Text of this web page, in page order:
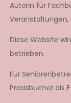
Autorin für
Veranstaltungen,
Diese Website
betrieben.
Für
Praxisbücher als